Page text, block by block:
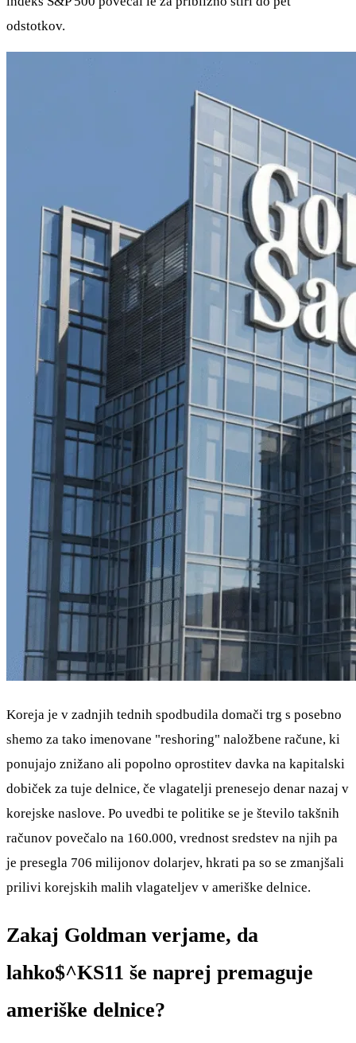
odstotkov.
Koreja je v zadnjih tednih spodbudila domači trg s posebno
shemo za tako imenovane "reshoring" naložbene račune, ki
ponujajo znižano ali popolno oprostitev davka na kapitalski
dobiček za tuje delnice, če vlagatelji prenesejo denar nazaj v
korejske naslove. Po uvedbi te politike se je število takšnih
računov povečalo na 160.000, vrednost sredstev na njih pa
je presegla 706 milijonov dolarjev, hkrati pa so se zmanjšali
prilivi korejskih malih vlagateljev v ameriške delnice.
Zakaj Goldman verjame, da
lahko$^KS11 še naprej premaguje
ameriške delnice?